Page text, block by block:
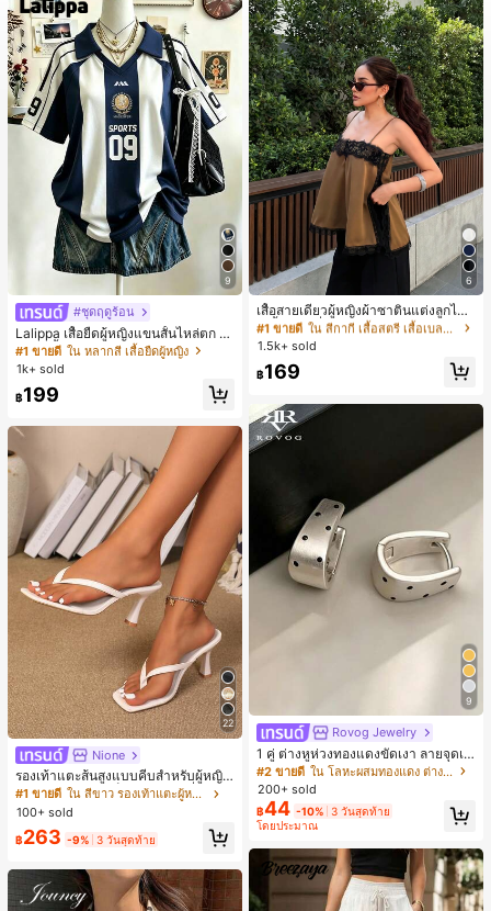
9
#ชุดฤดูร้อน
Lalippa เสื้อยืดผู้หญิงแขนสั้นไหล่ตก ค
อวีปกเสื้อ ลายพิมพ์ดิจิทัลลายทาง สไตล์
สปอร์ตแฟชั่นมินิมอล ของขวัญสำหรับเ
#1 ขายดี ใน หลากสี เสื้อยืดผู้หญิง
1k+ sold
฿199
22
Nione
รองเท้าแตะส้นสูงแบบคีบสำหรับผู้หญิง
สไตล์คลาสสิก สีบล็อก สไตล์แฟรี่ฤดูร้อ
น ส้นเข็ม รองเท้าแตะแบบคีบ รองเท้าแ
ตะชายหาดแฟชั่นสายไขว้ รองเท้าผู้ห
ญิง สำหรับออฟฟิศ บ้าน กลางแจ้ง ดีไซ
น์หัวเหลี่ยม ชิคและหรูหรา สำหรับเดทไ
นท์
#1 ขายดี
ใน สีขาว รองเท้าแตะผู้หญิง
100+ sold
฿263 -9% 3 วันสุดท้าย
6
เสื้อสายเดี่ยวผู้หญิงผ้าซาตินแต่งลูกไม้
- เสื้อสายเดี่ยวฤดูร้อนสีคากีมีรอยผ่าด้า
นข้างที่น่าดึงดูดแบบสบายๆ
#1 ขายดี
ใน สีกากี เสื้อสตรี เสื้อเบลาส์ & Tee
ลูกค้ากลับมาซื้อซ้ำ!
#1 ขายดี
ใน สีกากี เสื้อสตรี เสื้อเบลาส์ & Tee
ลูกค้ากลับมาซื้อซ้ำ!
#1 ขายดี
ใน สีกากี เสื้อสตรี เสื้อเบลาส์ & Tee
ลูกค้ากลับมาซื้อซ้ำ!
#1 ขายดี
ใน สีกากี เสื้อสตรี เสื้อเบลาส์ & Tee
1.5k+ sold
฿169
9
Rovog Jewelry
1 คู่ ต่างหูห่วงทองแดงขัดเงา ลายจุดเร
ขาคณิตสไตล์มินิมอล เหมาะสำหรับสว
มใส่ประจำวันแบบสบายๆ สำหรับผู้หญิง
#2 ขายดี
ใน โลหะผสมทองแดง ต่างหูผู้หญิง
200+ sold
฿44 -10% 3 วันสุดท้าย
โดยประมาณ